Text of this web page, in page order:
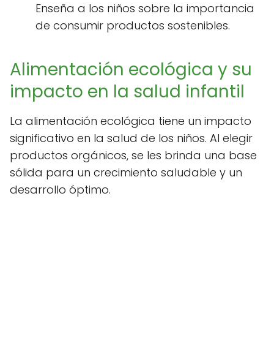
Enseña a los niños sobre la importancia
de consumir productos sostenibles.
Alimentación ecológica y su
impacto en la salud infantil
La alimentación ecológica tiene un impacto
significativo en la salud de los niños. Al elegir
productos orgánicos, se les brinda una base
sólida para un crecimiento saludable y un
desarrollo óptimo.